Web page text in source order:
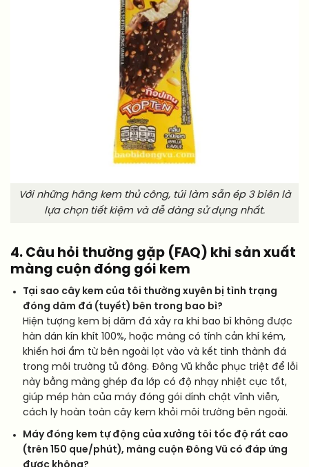
Với những hãng kem thủ công, túi làm sẵn ép 3 biên là
lựa chọn tiết kiệm và dễ dàng sử dụng nhất.
4. Câu hỏi thường gặp (FAQ) khi sản xuất
màng cuộn đóng gói kem
Tại sao cây kem của tôi thường xuyên bị tình trạng
đóng dăm đá (tuyết) bên trong bao bì?
Hiện tượng kem bị dăm đá xảy ra khi bao bì không được
hàn dán kín khít 100%, hoặc màng có tính cản khí kém,
khiến hơi ẩm từ bên ngoài lọt vào và kết tinh thành đá
trong môi trường tủ đông. Đông Vũ khắc phục triệt để lỗi
này bằng màng ghép đa lớp có độ nhạy nhiệt cực tốt,
giúp mép hàn của máy đóng gói dính chặt vĩnh viễn,
cách ly hoàn toàn cây kem khỏi môi trường bên ngoài.
Máy đóng kem tự động của xưởng tôi tốc độ rất cao
(trên 150 que/phút), màng cuộn Đông Vũ có đáp ứng